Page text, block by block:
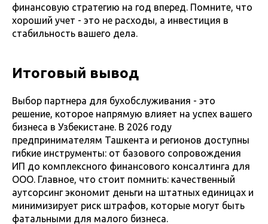
финансовую стратегию на год вперед. Помните, что
хороший учет - это не расходы, а инвестиция в
стабильность вашего дела.
Итоговый вывод
Выбор партнера для бухобслуживания - это
решение, которое напрямую влияет на успех вашего
бизнеса в Узбекистане. В 2026 году
предпринимателям Ташкента и регионов доступны
гибкие инструменты: от базового сопровождения
ИП до комплексного финансового консалтинга для
ООО. Главное, что стоит помнить: качественный
аутсорсинг экономит деньги на штатных единицах и
минимизирует риск штрафов, которые могут быть
фатальными для малого бизнеса.